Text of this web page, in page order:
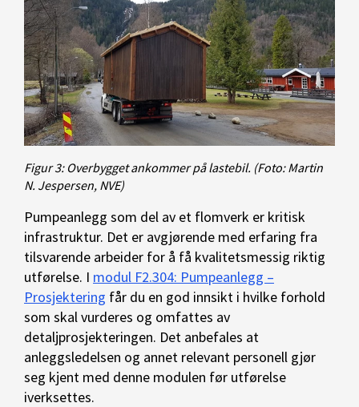
Figur 3: Overbygget ankommer på lastebil. (Foto: Martin
N. Jespersen, NVE)
Pumpeanlegg som del av et flomverk er kritisk
infrastruktur. Det er avgjørende med erfaring fra
tilsvarende arbeider for å få kvalitetsmessig riktig
utførelse. I modul F2.304: Pumpeanlegg –
Prosjektering får du en god innsikt i hvilke forhold
som skal vurderes og omfattes av
detaljprosjekteringen. Det anbefales at
anleggsledelsen og annet relevant personell gjør
seg kjent med denne modulen før utførelse
iverksettes.